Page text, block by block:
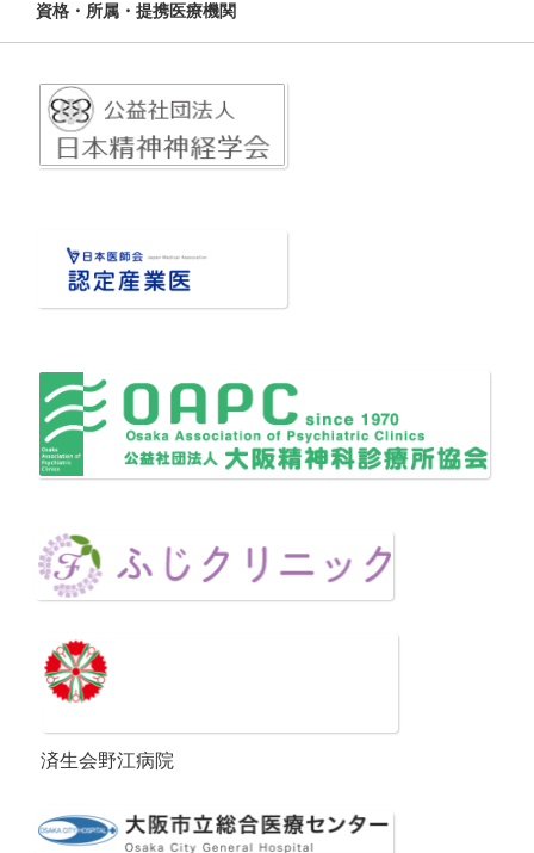
資格・所属・提携医療機関
済生会野江病院